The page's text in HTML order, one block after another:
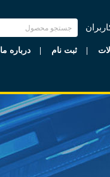
درباره ما ثبت نام